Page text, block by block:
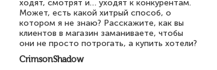
ходят, смотрят и… уходят к конкурентам.
Может, есть какой хитрый способ, о
котором я не знаю? Расскажите, как вы
клиентов в магазин заманиваете, чтобы
они не просто потрогать, а купить хотели?
CrimsonShadow